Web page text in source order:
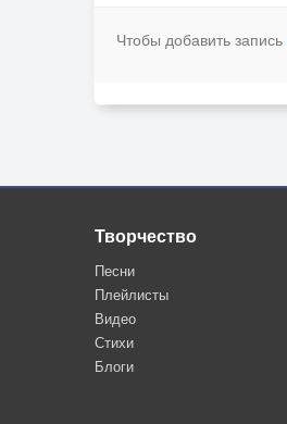
Чтобы добавить запись
Творчество
Песни
Плейлисты
Видео
Стихи
Блоги